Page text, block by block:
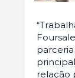
relação